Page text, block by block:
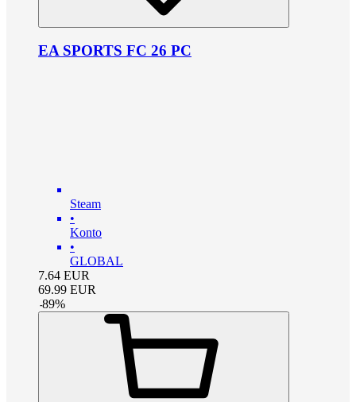
EA SPORTS FC 26 PC
Steam
•
Konto
•
GLOBAL
7.64 EUR
69.99 EUR
-89%